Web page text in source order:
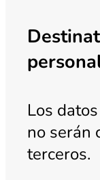
Los
no serán
terceros.